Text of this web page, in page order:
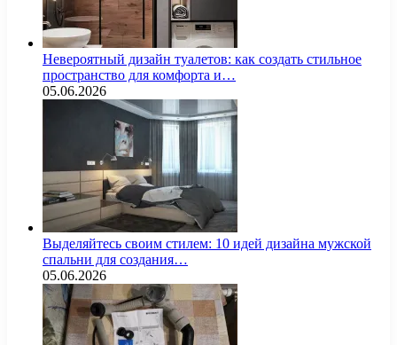
Невероятный дизайн туалетов: как создать стильное
пространство для комфорта и…
05.06.2026
Выделяйтесь своим стилем: 10 идей дизайна мужской
спальни для создания…
05.06.2026